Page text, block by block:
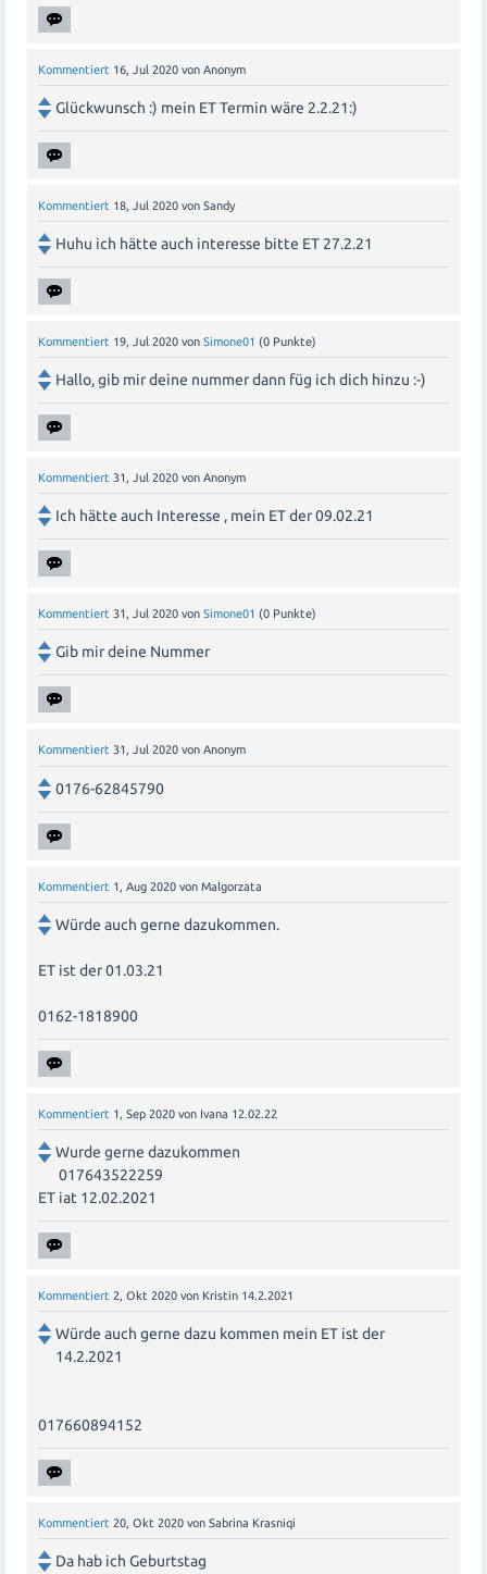
Kommentiert 16, Jul 2020 von Anonym
Glückwunsch :) mein ET Termin wäre 2.2.21:)
Kommentiert 18, Jul 2020 von Sandy
Huhu ich hätte auch interesse bitte ET 27.2.21
Kommentiert 19, Jul 2020 von Simone01 (0 Punkte)
Hallo, gib mir deine nummer dann füg ich dich hinzu :-)
Kommentiert 31, Jul 2020 von Anonym
Ich hätte auch Interesse , mein ET der 09.02.21
Kommentiert 31, Jul 2020 von Simone01 (0 Punkte)
Gib mir deine Nummer
Kommentiert 31, Jul 2020 von Anonym
0176-62845790
Kommentiert 1, Aug 2020 von Malgorzata
Würde auch gerne dazukommen.
ET ist der 01.03.21
0162-1818900
Kommentiert 1, Sep 2020 von Ivana 12.02.22
Wurde gerne dazukommen
017643522259
ET iat 12.02.2021
Kommentiert 2, Okt 2020 von Kristin 14.2.2021
Würde auch gerne dazu kommen mein ET ist der
14.2.2021
017660894152
Kommentiert 20, Okt 2020 von Sabrina Krasniqi
Da hab ich Geburtstag